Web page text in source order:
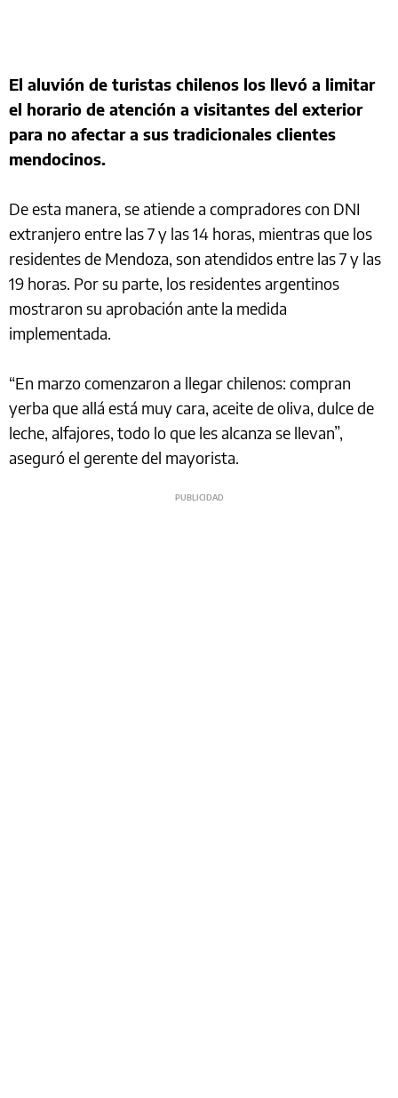
El aluvión de turistas chilenos los llevó a limitar
el horario de atención a visitantes del exterior
para no afectar a sus tradicionales clientes
mendocinos.
De esta manera, se atiende a compradores con DNI
extranjero entre las 7 y las 14 horas, mientras que los
residentes de Mendoza, son atendidos entre las 7 y las
19 horas. Por su parte, los residentes argentinos
mostraron su aprobación ante la medida
implementada.
“En marzo comenzaron a llegar chilenos: compran
yerba que allá está muy cara, aceite de oliva, dulce de
leche, alfajores, todo lo que les alcanza se llevan”,
aseguró el gerente del mayorista.